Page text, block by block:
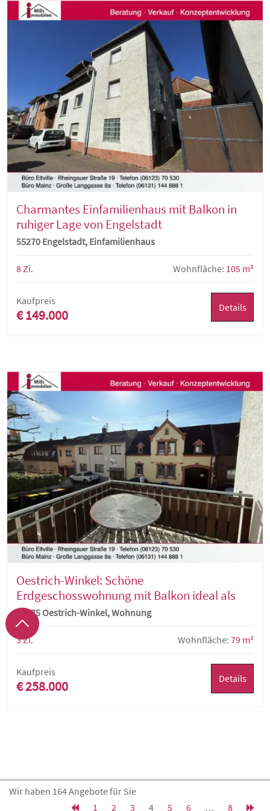
Charmantes Einfamilienhaus mit Balkon in
ruhiger Lage von Engelstadt
55270 Engelstadt, Einfamilienhaus
8 Zi. Wohnfläche: 105 m²
Kaufpreis
€ 149.000 Details
Oestrich-Winkel: Schöne
Erdgeschosswohnung mit Balkon ideal als
Kapitalanlage oder zur Selbstnutzung
65375 Oestrich-Winkel, Wohnung
3 Zi. Wohnfläche: 79 m²
Kaufpreis
€ 258.000 Details
Wir haben 164 Angebote für Sie
1
2 3 4 5 6 … 8